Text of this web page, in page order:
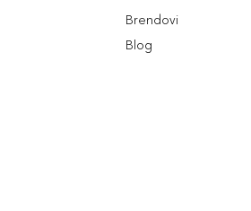
Brendovi
Blog